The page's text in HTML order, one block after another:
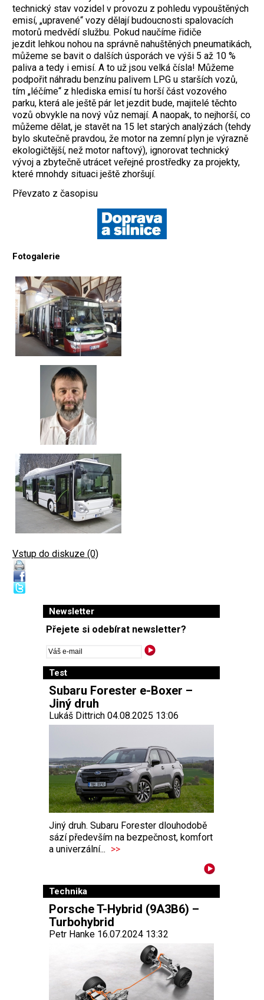
technický stav vozidel v provozu z pohledu vypouštěných
emisí, „upravené“ vozy dělají budoucnosti spalovacích
motorů medvědí službu. Pokud naučíme řidiče
jezdit lehkou nohou na správně nahuštěných pneumatikách,
můžeme se bavit o dalších úsporách ve výši 5 až 10 %
paliva a tedy i emisí. A to už jsou velká čísla! Můžeme
podpořit náhradu benzínu palivem LPG u starších vozů,
tím „léčíme“ z hlediska emisí tu horší část vozového
parku, která ale ještě pár let jezdit bude, majitelé těchto
vozů obvykle na nový vůz nemají. A naopak, to nejhorší, co
můžeme dělat, je stavět na 15 let starých analýzách (tehdy
bylo skutečně pravdou, že motor na zemní plyn je výrazně
ekologičtější, než motor naftový), ignorovat technický
vývoj a zbytečně utrácet veřejné prostředky za projekty,
které mnohdy situaci ještě zhoršují.
Převzato z časopisu
Fotogalerie
Vstup do diskuze (0)
Newsletter
Přejete si odebírat newsletter?
Test
Subaru Forester e-Boxer –
Jiný druh
Lukáš Dittrich 04.08.2025 13:06
Jiný druh. Subaru Forester dlouhodobě
sází především na bezpečnost, komfort
a univerzální... >>
Technika
Porsche T-Hybrid (9A3B6) –
Turbohybrid
Petr Hanke 16.07.2024 13:32